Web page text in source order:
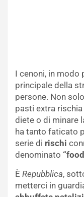
I cenoni, in modo
principale della
persone. Non
pasti extra
diete o di minare
ha tanto faticato
serie di rischi
denominato
È Repubblica,
metterci in